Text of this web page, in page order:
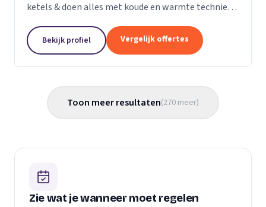
ketels & doen alles met koude en warmte techniek
werkzaamheden. U kunt gerust een kijkje nemen
op...
Bekijk profiel Vergelijk offertes
Toon meer resultaten(270 meer)
Zie wat je wanneer moet regelen